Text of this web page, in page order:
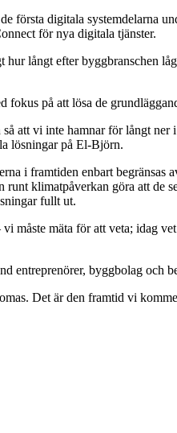
första digitala
för nya digitala tjänster.
långt efter byggbranschen
på att lösa de
att vi inte hamnar för långt
lösningar på El‑Björn.
i framtiden enbart
klimatpåverkan göra att
fullt ut.
måste mäta för att veta; idag
entreprenörer, byggbolag
Det är den framtid vi